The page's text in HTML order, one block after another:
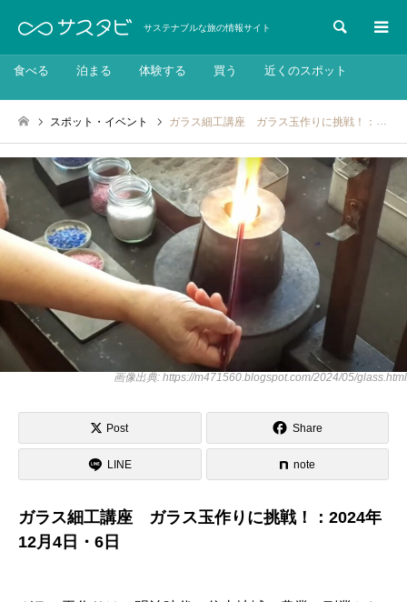
サステナブルな旅の情報サイト 検索
食べる 泊まる 体験する 買う 近くのスポット
スポット・イベント ガラス細工講座 ガラス玉作りに挑戦！：2024年12月4日・6日
画像出典: https://m471560.blogspot.com/2024/05/glass.html
Post Share
LINE note
ガラス細工講座 ガラス玉作りに挑戦！：2024年
12月4日・6日